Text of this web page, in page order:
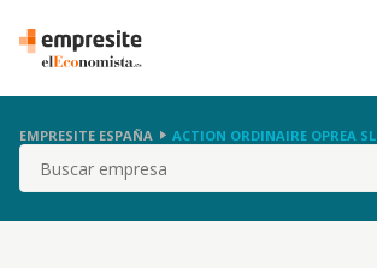
EMPRESITE ESPAÑA ACTION ORDINAIRE OPREA SL.
Buscar